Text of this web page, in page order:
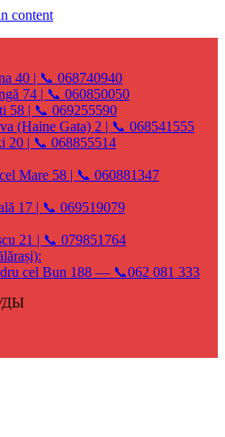
content
40 | 📞 068740940
74 | 📞 060850050
58 | 📞 069255590
(Haine Gata) 2 | 📞 068541555
20 | 📞 068855514
Mare 58 | 📞 060881347
17 | 📞 069519079
21 | 📞 079851764
cel Bun 188 — 📞062 081 333